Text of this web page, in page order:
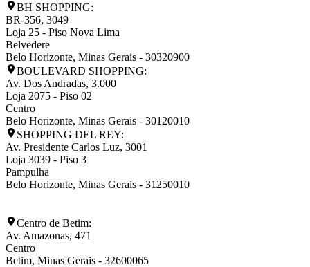
BH SHOPPING:
BR-356, 3049
Loja 25 - Piso Nova Lima
Belvedere
Belo Horizonte, Minas Gerais - 30320900
BOULEVARD SHOPPING:
Av. Dos Andradas, 3.000
Loja 2075 - Piso 02
Centro
Belo Horizonte, Minas Gerais - 30120010
SHOPPING DEL REY:
Av. Presidente Carlos Luz, 3001
Loja 3039 - Piso 3
Pampulha
Belo Horizonte, Minas Gerais - 31250010
Centro de Betim:
Av. Amazonas, 471
Centro
Betim, Minas Gerais - 32600065